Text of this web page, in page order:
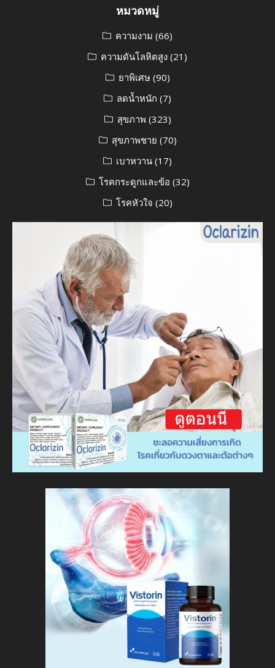
หมวดหมู่
ความงาม (66)
ความดันโลหิตสูง (21)
ยาพิเศษ(90)
ลดน้ำหนัก (7)
สุขภาพ (323)
สุขภาพชาย (70)
เบาหวาน (17)
โรคกระดูกและข้อ (32)
โรคหัวใจ (20)